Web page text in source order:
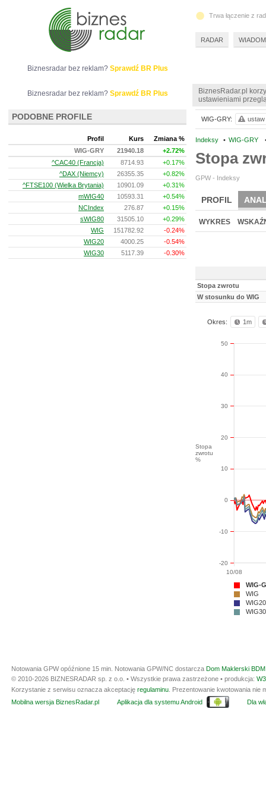
BiznesRadar.pl
ustawieniami
Indeksy • WIG-GRY
Stopa
GPW - Indeksy
PROFIL
WYKRES
Stopa zwrotu
W stosunku do WIG
Okres: 1m
10/08
Stopa
zwrotu
%
-20
-10
0
10
20
30
40
50
WIG-
WIG
WIG20
WIG30
WIG-GRY: ustaw
Biznesradar bez reklam? Sprawdź BR Plus
Biznesradar bez reklam? Sprawdź BR Plus
PODOBNE PROFILE
Profil Kurs
Zmiana %
WIG-GRY
21940.18
+2.72%
^CAC40 (Francja)
8714.93
+0.17%
^DAX (Niemcy)
26355.35
+0.82%
^FTSE100 (Wielka Brytania)
10901.09
+0.31%
mWIG40
10593.31
+0.54%
NCIndex
276.87
+0.15%
sWIG80
31505.10
+0.29%
WIG
151782.92
-0.24%
WIG20
4000.25
-0.54%
WIG30
5117.39 -0.30%
Trwa łączenie z
RADAR
Notowania GPW opóźnione 15 min. Notowania GPW/NC dostarcza Dom Maklerski
© 2010-2026 BIZNESRADAR sp. z o.o. • Wszystkie prawa zastrzeżone • produkcja:
Korzystanie z serwisu oznacza akceptację regulaminu . Prezentowanie kwotowania
Mobilna wersja BiznesRadar.pl
Aplikacja dla systemu Android Dla